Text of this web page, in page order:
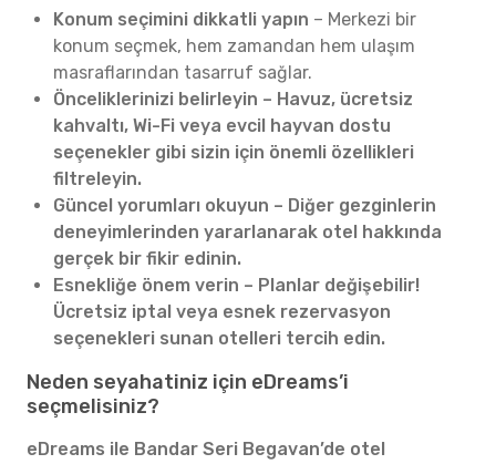
Konum seçimini dikkatli yapın – Merkezi bir
konum seçmek, hem zamandan hem ulaşım
masraflarından tasarruf sağlar.
Önceliklerinizi belirleyin – Havuz, ücretsiz
kahvaltı, Wi-Fi veya evcil hayvan dostu
seçenekler gibi sizin için önemli özellikleri
filtreleyin.
Güncel yorumları okuyun – Diğer gezginlerin
deneyimlerinden yararlanarak otel hakkında
gerçek bir fikir edinin.
Esnekliğe önem verin – Planlar değişebilir!
Ücretsiz iptal veya esnek rezervasyon
seçenekleri sunan otelleri tercih edin.
Neden seyahatiniz için eDreams’i
seçmelisiniz?
eDreams ile Bandar Seri Begavan’de otel